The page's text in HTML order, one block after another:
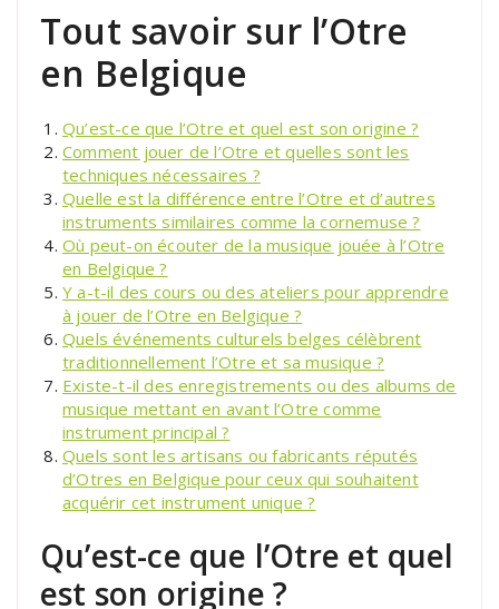
Tout savoir sur l’Otre
en Belgique
Qu’est-ce que l’Otre et quel est son origine ?
Comment jouer de l’Otre et quelles sont les
techniques nécessaires ?
Quelle est la différence entre l’Otre et d’autres
instruments similaires comme la cornemuse ?
Où peut-on écouter de la musique jouée à l’Otre
en Belgique ?
Y a-t-il des cours ou des ateliers pour apprendre
à jouer de l’Otre en Belgique ?
Quels événements culturels belges célèbrent
traditionnellement l’Otre et sa musique ?
Existe-t-il des enregistrements ou des albums de
musique mettant en avant l’Otre comme
instrument principal ?
Quels sont les artisans ou fabricants réputés
d’Otres en Belgique pour ceux qui souhaitent
acquérir cet instrument unique ?
Qu’est-ce que l’Otre et quel
est son origine ?